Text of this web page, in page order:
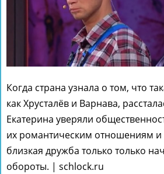
Когда страна узнала о том, что
как Хрусталёв и Варнава,
Екатерина уверяли
их романтическим отношениям
близкая дружба только только
обороты. | schlock.ru